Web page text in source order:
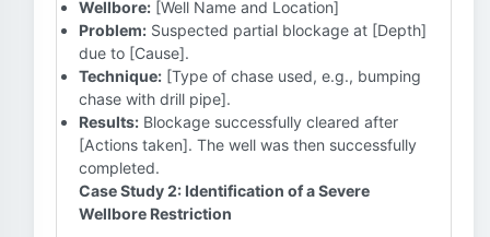
Wellbore: [Well Name and Location]
Problem: Suspected partial blockage at [Depth]
due to [Cause].
Technique: [Type of chase used, e.g., bumping
chase with drill pipe].
Results: Blockage successfully cleared after
[Actions taken]. The well was then successfully
completed.
Case Study 2: Identification of a Severe
Wellbore Restriction